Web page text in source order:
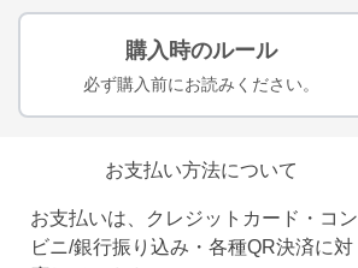
購入時のルール
必ず購入前にお読みください。
お支払い方法について
お支払いは、クレジットカード・コン
ビニ/銀行振り込み・各種QR決済に対